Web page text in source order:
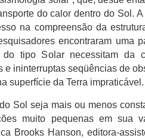
do calor dentro do Sol.
na compreensão da
encontraram uma
do tipo Solar necessitam da
e ininterruptas seqüências de
superfície da Terra impraticável.
Sol seja mais ou menos
muito pequenas em sua
Brooks Hanson, editora-